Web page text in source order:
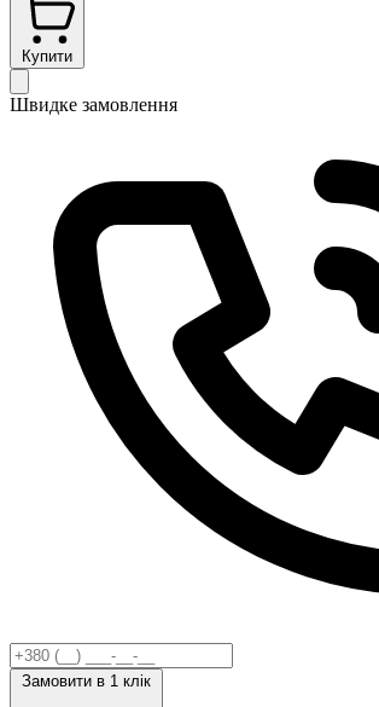
Купити
Швидке замовлення
Замовити в 1 клік